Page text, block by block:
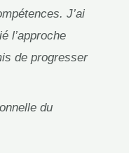
J’ai
l’approche
de progresser
du